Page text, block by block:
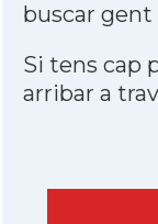
buscar gent
Si tens cap
arribar a